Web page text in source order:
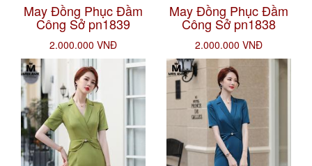
May Đồng Phục Đầm
Công Sở pn1839
2.000.000 VNĐ
May Đồng Phục Đầm
Công Sở pn1838
2.000.000 VNĐ